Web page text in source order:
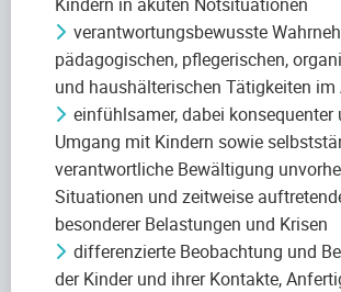
verantwortungsbewusste
pädagogischen, pflegerischen,
und haushälterischen Tätigkeiten im
einfühlsamer, dabei konsequenter
Umgang mit Kindern sowie
verantwortliche Bewältigung
Situationen und zeitweise
besonderer Belastungen und Krisen
differenzierte Beobachtung und
der Kinder und ihrer Kontakte,